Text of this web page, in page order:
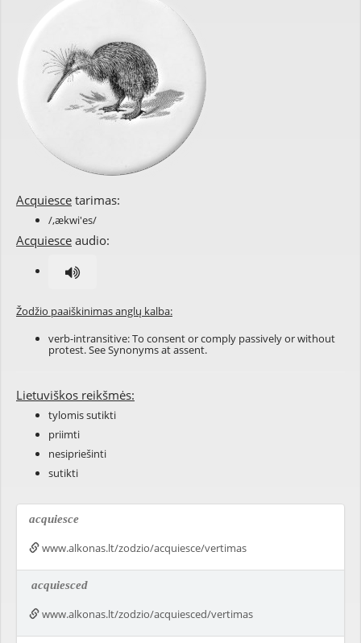
Acquiesce tarimas:
/,ækwi'es/
Acquiesce audio:
Žodžio paaiškinimas anglų kalba:
verb-intransitive: To consent or comply passively or without
protest. See Synonyms atassent.
Lietuviškos reikšmės:
tylomis sutikti
priimti
nesipriešinti
sutikti
acquiesce
www.alkonas.lt/zodzio/acquiesce/vertimas
acquiesced
www.alkonas.lt/zodzio/acquiesced/vertimas